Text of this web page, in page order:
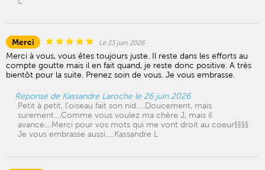
Merci Le 23 juin 2026
Merci à vous, vous êtes toujours juste. Il reste dans les efforts au
compte goutte mais il en fait quand, je reste donc positive. A très
bientôt pour la suite. Prenez soin de vous. Je vous embrasse.
Réponse de Kassandre Laroche le 26 juin 2026
Petit à petit, l'oiseau fait son nid.....Doucement, mais
surement....Comme vous voulez ma chère J, mais il
avance....Merci pour vos mots qui me vont droit au coeur§§§§
Je vous embrasse aussi.....Kassandre L